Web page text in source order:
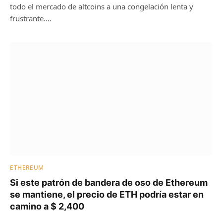
todo el mercado de altcoins a una congelación lenta y
frustrante.…
ETHEREUM
Si este patrón de bandera de oso de Ethereum
se mantiene, el precio de ETH podría estar en
camino a $ 2,400